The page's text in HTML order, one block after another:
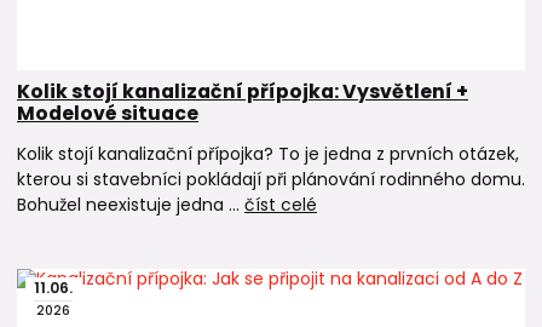
Kolik stojí kanalizační přípojka: Vysvětlení +
Modelové situace
Kolik stojí kanalizační přípojka? To je jedna z prvních otázek,
kterou si stavebníci pokládají při plánování rodinného domu.
Bohužel neexistuje jedna ... číst celé
11.06.
2026